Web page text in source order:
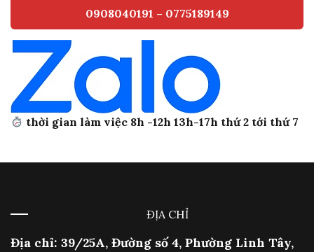
0908040191 – 0775189149
thời gian làm việc 8h -12h 13h-17h thứ 2 tới thứ 7
ĐỊA CHỈ
Địa chỉ: 39/25A, Đường số 4, Phường Linh Tây,